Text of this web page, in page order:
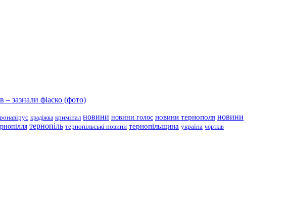
– зазнали фіаско (фото)
крадіжка кримінал новини новини голос новини тернополя новини
тернопіль тернопільські новини тернопільщина україна чортків